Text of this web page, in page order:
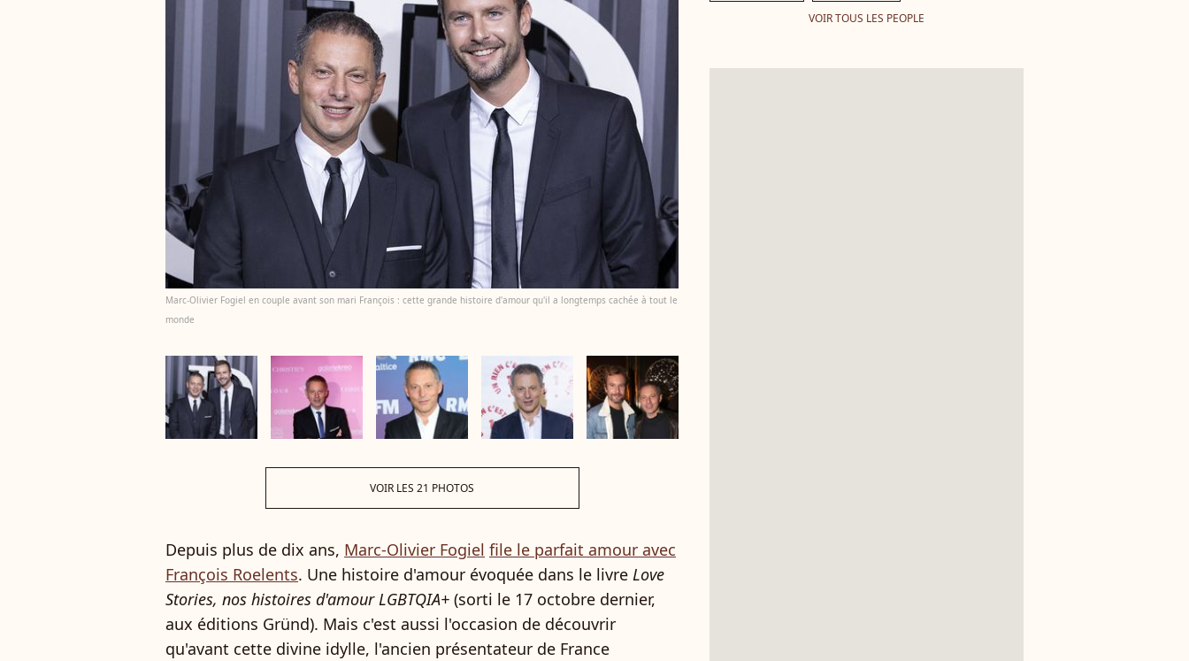
Marc-Olivier Fogiel en couple avant son mari François : cette grande histoire d'amour qu'il a longtemps cachée à tout le
monde
VOIR LES 21 PHOTOS
Depuis plus de dix ans, Marc-Olivier Fogiel file le parfait amour avec
François Roelents. Une histoire d'amour évoquée dans le livre Love
Stories, nos histoires d'amour LGBTQIA+ (sorti le 17 octobre dernier,
aux éditions Gründ). Mais c'est aussi l'occasion de découvrir
qu'avant cette divine idylle, l'ancien présentateur de France
VOIR TOUS LES PEOPLE